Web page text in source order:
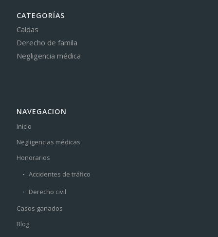
CATEGORÍAS
Caídas
Derecho de famila
Negligencia médica
NAVEGACION
Inicio
Negligencias médicas
Honorarios
Accidentes de tráfico
Derecho civil
Casos ganados
Blog